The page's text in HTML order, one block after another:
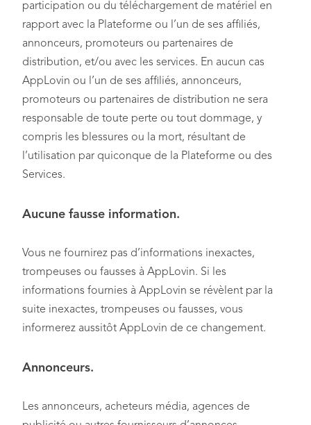
participation ou du téléchargement de matériel en
rapport avec la Plateforme ou l’un de ses affiliés,
annonceurs, promoteurs ou partenaires de
distribution, et/ou avec les services. En aucun cas
AppLovin ou l’un de ses affiliés, annonceurs,
promoteurs ou partenaires de distribution ne sera
responsable de toute perte ou tout dommage, y
compris les blessures ou la mort, résultant de
l’utilisation par quiconque de la Plateforme ou des
Services.
Aucune fausse information.
Vous ne fournirez pas d’informations inexactes,
trompeuses ou fausses à AppLovin. Si les
informations fournies à AppLovin se révèlent par la
suite inexactes, trompeuses ou fausses, vous
informerez aussitôt AppLovin de ce changement.
Annonceurs.
Les annonceurs, acheteurs média, agences de